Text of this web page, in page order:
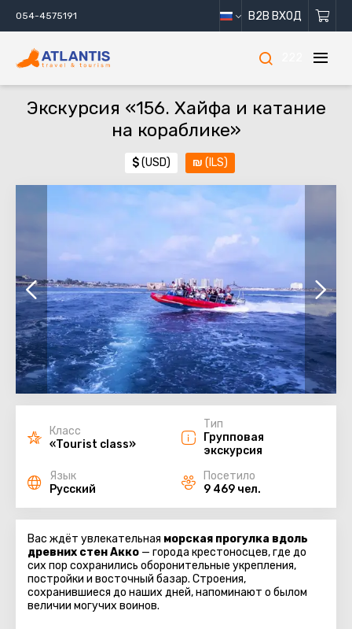
054-4575191 B2B ВХОД
Экскурсия «156. Хайфа и катание
на кораблике»
$(USD) ₪ (ILS)
Класс
«Tourist class»
Тип
Групповая
экскурсия
Язык
Русский
Посетило
9 469 чел.
Вас ждёт увлекательная морская прогулка вдоль
древних стен Акко — города крестоносцев, где до
сих пор сохранились оборонительные укрепления,
постройки и восточный базар. Строения,
сохранившиеся до наших дней, напоминают о былом
величии могучих воинов.